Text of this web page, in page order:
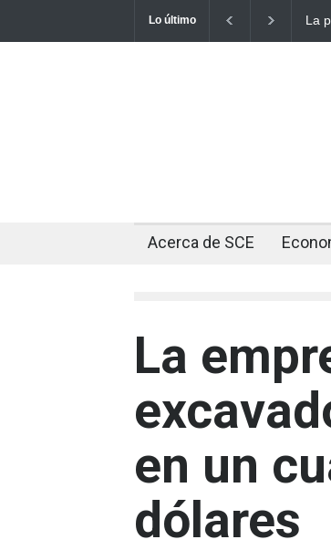
Lo último
se desinfla mientras el mercado marca
Acerca de SCE
La
en un
dólares